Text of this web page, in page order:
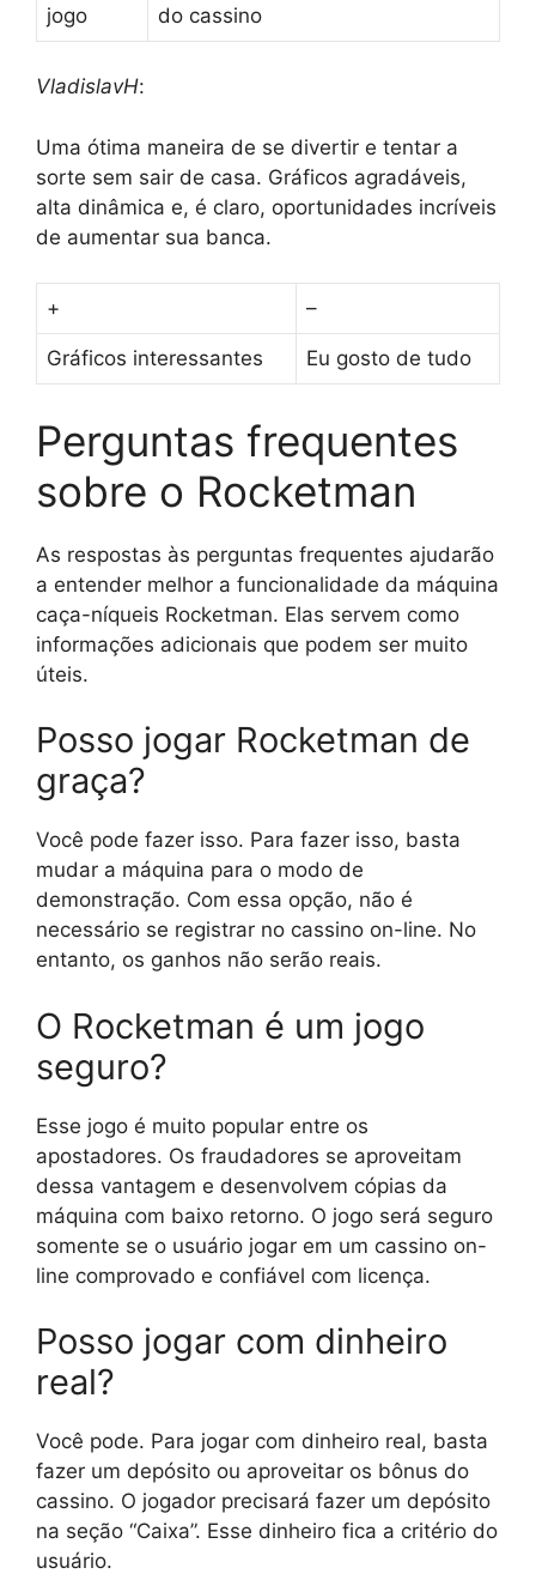
jogo
do cassino
VladislavH:
Uma ótima maneira de se divertir e tentar a
sorte sem sair de casa. Gráficos agradáveis,
alta dinâmica e, é claro, oportunidades incríveis
de aumentar sua banca.
+ –
Gráficos interessantes Eu gosto de tudo
Perguntas frequentes
sobre o Rocketman
As respostas às perguntas frequentes ajudarão
a entender melhor a funcionalidade da máquina
caça-níqueis Rocketman. Elas servem como
informações adicionais que podem ser muito
úteis.
Posso jogar Rocketman de
graça?
Você pode fazer isso. Para fazer isso, basta
mudar a máquina para o modo de
demonstração. Com essa opção, não é
necessário se registrar no cassino on-line. No
entanto, os ganhos não serão reais.
O Rocketman é um jogo
seguro?
Esse jogo é muito popular entre os
apostadores. Os fraudadores se aproveitam
dessa vantagem e desenvolvem cópias da
máquina com baixo retorno. O jogo será seguro
somente se o usuário jogar em um cassino on-
line comprovado e confiável com licença.
Posso jogar com dinheiro
real?
Você pode. Para jogar com dinheiro real, basta
fazer um depósito ou aproveitar os bônus do
cassino. O jogador precisará fazer um depósito
na seção “Caixa”. Esse dinheiro fica a critério do
usuário.